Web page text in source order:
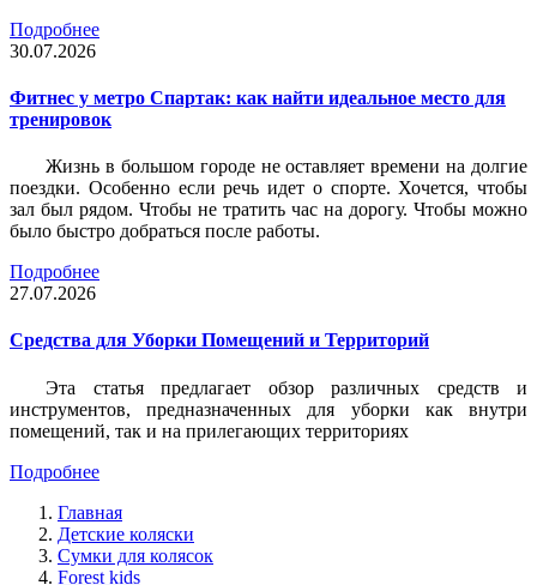
Подробнее
30.07.2026
Фитнес у метро Спартак: как найти идеальное место для
тренировок
Жизнь в большом городе не оставляет времени на долгие
поездки. Особенно если речь идет о спорте. Хочется, чтобы
зал был рядом. Чтобы не тратить час на дорогу. Чтобы можно
было быстро добраться после работы.
Подробнее
27.07.2026
Средства для Уборки Помещений и Территорий
Эта статья предлагает обзор различных средств и
инструментов, предназначенных для уборки как внутри
помещений, так и на прилегающих территориях
Подробнее
Главная
Детские коляски
Сумки для колясок
Forest kids